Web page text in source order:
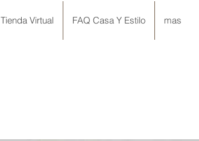
Tienda Virtual FAQ Casa Y Estilo mas